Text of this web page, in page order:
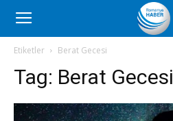
Romanya
Haber
Etiketler Berat Gecesi
Tag: Berat Gecesi